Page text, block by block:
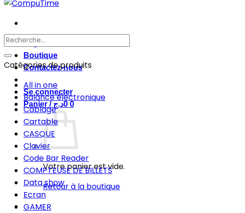
Page d’accueil
Boutique
Contactez-nous
Se connecter
Panier /
0د.ج 0
Votre panier est vide.
Retour à la boutique
Recherche
pour :
Catégories de produits
All in one
Balance électronique
Cablage
Cartable
CASQUE
Clavier
Code Bar Reader
COMPTEUSE DE BILLETS
Data show
Ecran
GAMER